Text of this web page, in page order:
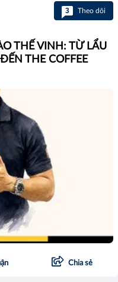
3 Theo dõi
THẾ VINH: TỪ LẨU
THE COFFEE
Chia sẻ